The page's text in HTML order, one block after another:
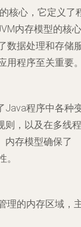
核心，它定义了
内存模型的核心
数据处理和存储
用程序至关重要
Java程序中各种
则，以及在多线程
内存模型确保了
理的内存区域，